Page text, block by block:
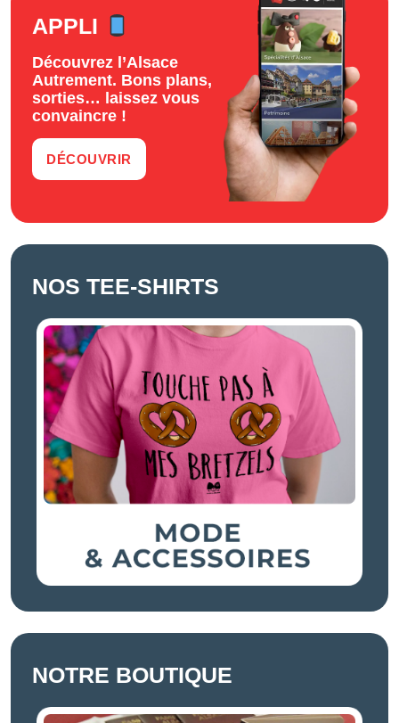
APPLI
Découvrez l’Alsace
Autrement. Bons plans,
sorties… laissez vous
convaincre !
DÉCOUVRIR
NOS TEE-SHIRTS
NOTRE BOUTIQUE